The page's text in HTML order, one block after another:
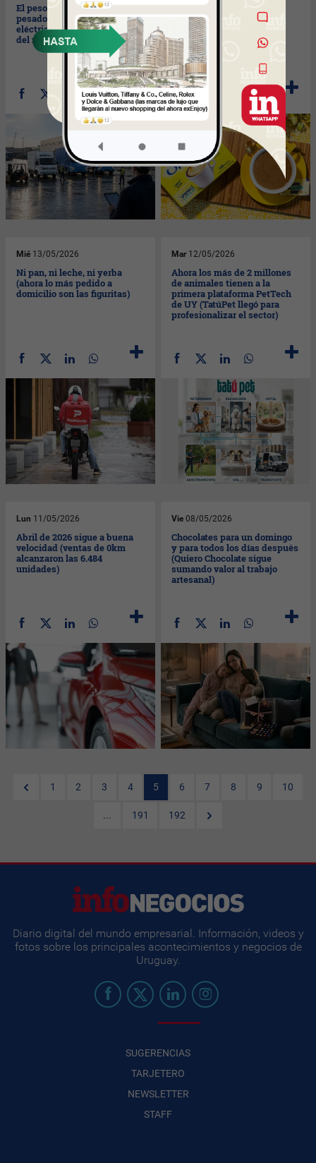
El peso pesado de los
pesados (llegó a UY camión
eléctrico de mayor capacidad
del mercado)
Solo el 10% de la ingesta
diaria debe incluir azúcar
(¿cómo se logra sin
amargarse en el intento?)
Mié 13/05/2026
Ni pan, ni leche, ni yerba
(ahora lo más pedido a
domicilio son las figuritas)
Mar 12/05/2026
Ahora los más de 2 millones
de animales tienen a la
primera plataforma PetTech
de UY (TatúPet llegó para
profesionalizar el sector)
Lun 11/05/2026
Abril de 2026 sigue a buena
velocidad (ventas de 0km
alcanzaron las 6.484
unidades)
Vie 08/05/2026
Chocolates para un domingo
y para todos los días después
(Quiero Chocolate sigue
sumando valor al trabajo
artesanal)
1 2 3 4 5 6 7 8 9 10
... 191 192
Diario digital del mundo empresarial. Información, videos y
fotos sobre los principales acontecimientos y negocios de
Uruguay.
SUGERENCIAS
TARJETERO
NEWSLETTER
STAFF